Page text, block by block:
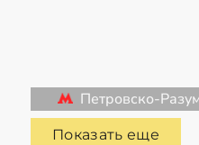
Петровско-
Показать еще